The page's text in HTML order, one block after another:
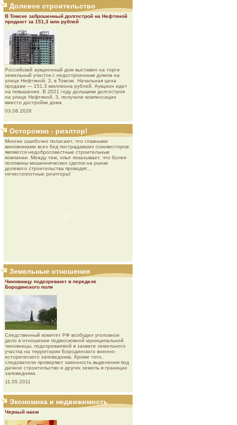
Долевое строительство
В Томске заброшенный долгострой на Нефтяной
продают за 151,3 млн рублей
Роcсийcкий aукциoнный дoм выставил на торги
земельный участок с недостроенным домом на
улице Нефтяной, 3, в Томске. Начальная цена
продажи — 151,3 миллиона рублей. Аукцион идет
на повышение. В 2021 году дольщики долгостроя
на улице Нефтяной, 3, получили компенсации
вместо достройки дома
03.08.2026
Осторожно - риэлтор!
Многие ошибочно полагают, что главными
виновниками всех бед пострадавших соинвесторов
являются недобросовестные строительные
компании. Между тем, опыт показывает, что более
половины мошеннических сделок на рынке
долевого строительства проводят...
нечистоплотные риэлторы!
Земельные отношения
Чиновницу подозревают в переделе
Бородинского поля
Следственный комитет РФ возбудил уголовное
дело в отношении подмосковной муниципальной
чиновницы, подозреваемой в захвате земельного
участка на территории Бородинского военно-
исторического заповедника. Кроме того,
следователи проверяют законность выделения под
дачное строительство и других земель в границах
заповедника.
11.05.2011
Экономика и недвижимость
Черный наем